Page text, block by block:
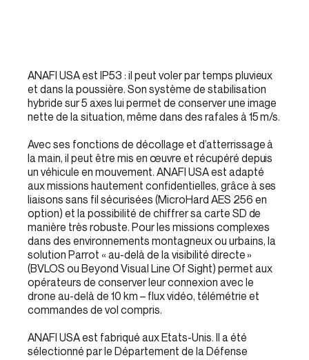
ANAFI USA est IP53 : il peut voler par temps pluvieux
et dans la poussière. Son système de stabilisation
hybride sur 5 axes lui permet de conserver une image
nette de la situation, même dans des rafales à 15 m/s.
Avec ses fonctions de décollage et d’atterrissage à
la main, il peut être mis en œuvre et récupéré depuis
un véhicule en mouvement. ANAFI USA est adapté
aux missions hautement confidentielles, grâce à ses
liaisons sans fil sécurisées (MicroHard AES 256 en
option) et la possibilité de chiffrer sa carte SD de
manière très robuste. Pour les missions complexes
dans des environnements montagneux ou urbains, la
solution Parrot « au-delà de la visibilité directe »
(BVLOS ou Beyond Visual Line Of Sight) permet aux
opérateurs de conserver leur connexion avec le
drone au-delà de 10 km – flux vidéo, télémétrie et
commandes de vol compris.
ANAFI USA est fabriqué aux Etats-Unis. Il a été
sélectionné par le Département de la Défense